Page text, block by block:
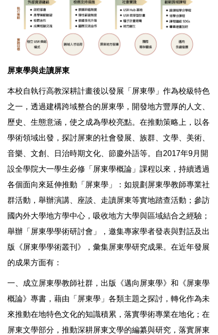
屏東學與走讀屏東
本校自執行高教深耕計畫後以發展「屏東學」作為校級特色
之一，透過建構跨域整合的屏東學，開發地方豐厚的人文、
歷史、生態意涵，使之成為學校亮點。在推動策略上，以各
學術領域出發，探討屏東的社會發展、族群、文學、美術、
音樂、文創、日治時期文化、節慶外語等。自2017年9月開
設全學院大一學生必修「屏東學概論」課程以來，持續透過
各個面向來延伸推動「屏東學」：如規劃屏東學教師專業社
群活動，舉辦演講、座談、走讀屏東等實地踏查活動；參訪
國內外大學地方學中心，吸收地方大學與區域結合之經驗；
舉辦「屏東學學術研討會」，邀集專家學者發表與對話及出
版《屏東學學術叢刊》，彙集屏東學研究成果。在近年發展
的成果方面有：
一、成立屏東學教師社群，出版《邁向屏東學》和《屏東學
概論》專書，藉由「屏東學」各類主題之探討，轉化作為未
來推動在地特色文化的知識積累，落實學術專業在地化；在
屏東文學部分，推動深耕屏東文學的編纂與研究，落實屏東